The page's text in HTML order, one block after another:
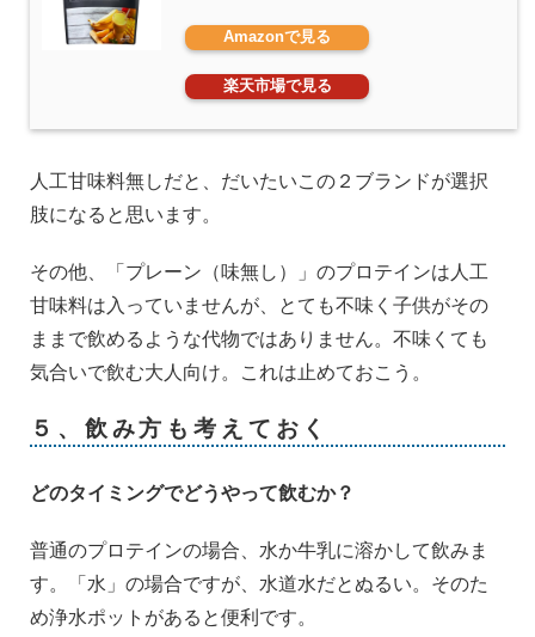
Amazonで見る
楽天市場で見る
人工甘味料無しだと、だいたいこの２ブランドが選択
肢になると思います。
その他、「プレーン（味無し）」のプロテインは人工
甘味料は入っていませんが、とても不味く子供がその
ままで飲めるような代物ではありません。不味くても
気合いで飲む大人向け。これは止めておこう。
５、飲み方も考えておく
どのタイミングでどうやって飲むか？
普通のプロテインの場合、水か牛乳に溶かして飲みま
す。「水」の場合ですが、水道水だとぬるい。そのた
め浄水ポットがあると便利です。